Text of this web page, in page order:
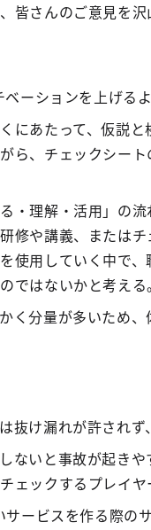
皆さんのご意見を沢
ーションを上げる
にあたって、仮説
ら、チェックシー
・理解・活用」の
修や講義、または
使用していく中で
ではないかと考える。
く分量が多いため
抜け漏れが許されず
ないと事故が起き
ェックするプレイ
ービスを作る際の